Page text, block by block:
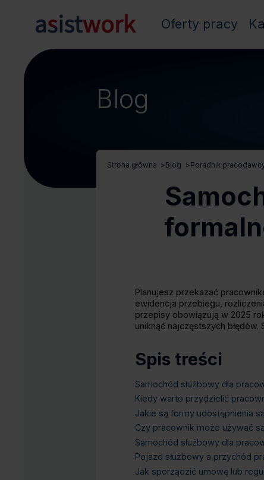
Oferty pracy
Blog
Strona główna >Blog >Poradnik
Planujesz przekazać
ewidencja przebiegu,
przepisy obowiązują w 2025
uniknąć najczęstszych
Spis treści
Samochód służbowy dla
Kiedy warto przydzielić
Jakie są formy udostępnienia
Czy pracownik może używać
Samochód służbowy dla
Pojazd służbowy a przychód
Jak sporządzić umowę lub